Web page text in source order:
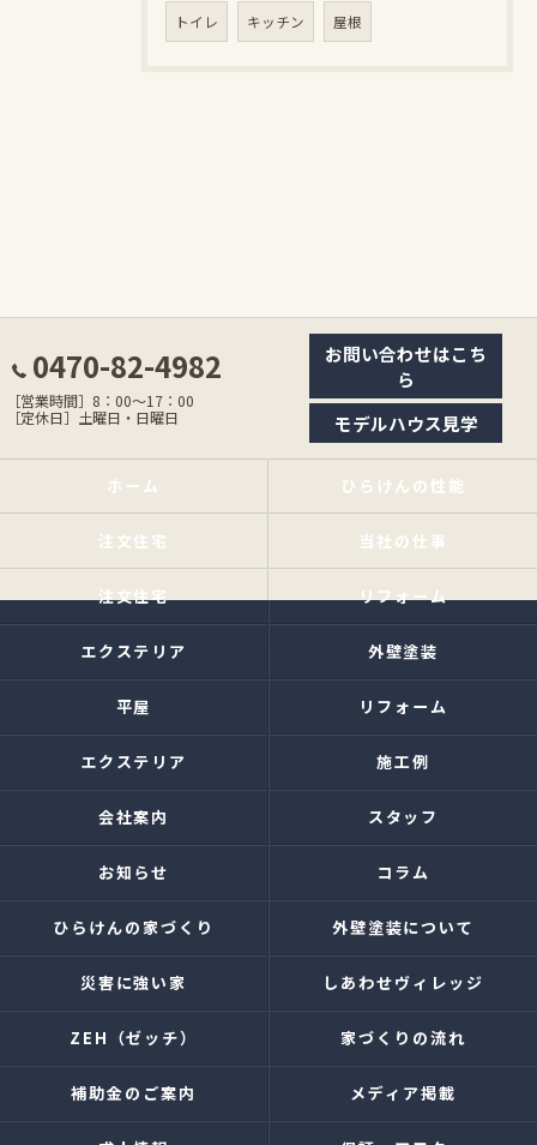
トイレ キッチン 屋根
0470-82-4982
［営業時間］8：00〜17：00
［定休日］土曜日・日曜日
お問い合わせはこち
ら
モデルハウス見学
ホーム ひらけんの性能
注文住宅 当社の仕事
注文住宅 リフォーム
エクステリア 外壁塗装
平屋 リフォーム
エクステリア 施工例
会社案内 スタッフ
お知らせ コラム
ひらけんの家づくり 外壁塗装について
災害に強い家 しあわせヴィレッジ
ZEH（ゼッチ） 家づくりの流れ
補助金のご案内 メディア掲載